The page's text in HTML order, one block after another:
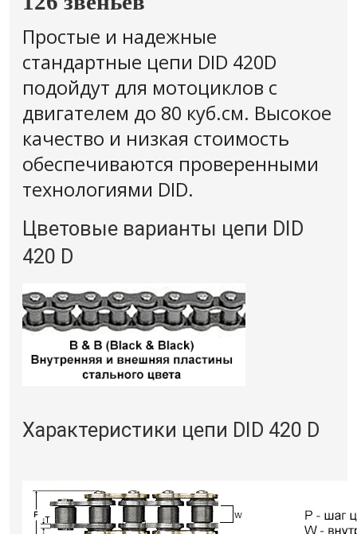
Простые и надежные
стандартные цепи DID 420D
подойдут для мотоциклов с
двигателем до 80 куб.см. Высокое
качество и низкая стоимость
обеспечиваются проверенными
технологиями DID.
Цветовые варианты цепи DID
420 D
Характеристики цепи DID 420 D